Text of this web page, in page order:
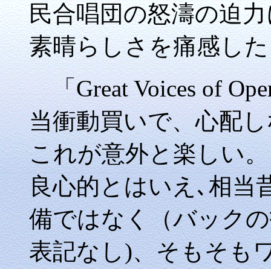
民合唱団の怒濤の迫
素晴らしさを痛感し
「Great Voices of
当衝動買いで、心配
これが意外と楽しい
良心的とはいえ､相当
備ではなく（バック
表記なし)、そもそも